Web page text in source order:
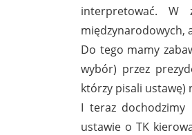
interpretować. W
międzynarodowych,
Do tego mamy
wybór) przez
którzy pisali ustawę)
I teraz dochodzimy
ustawie o TK